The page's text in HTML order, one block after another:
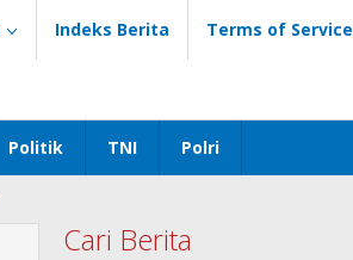
Indeks Berita Terms of Service
Politik TNI Polri
Cari Berita